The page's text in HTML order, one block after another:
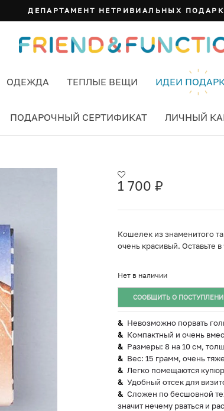
ДЕПАРТАМЕНТ НЕТРИВИАЛЬНЫХ
ОДЕЖДА ТЕПЛЫЕ ВЕЩИ ИДЕИ
ПОДАРОЧНЫЙ СЕРТИФИКАТ ЛИЧНЫЙ
1 700 ₽
Кошелек из знаменитого
очень красивый. Оставьте
Нет в наличии
СООБЩИТЬ О
Невозможно порвать
Компактный и очень
Размеры: 8 на 10 см,
Вес: 15 грамм, очень
Легко помещаются
Удобный отсек для
Сложен по бесшовной
значит нечему рваться и